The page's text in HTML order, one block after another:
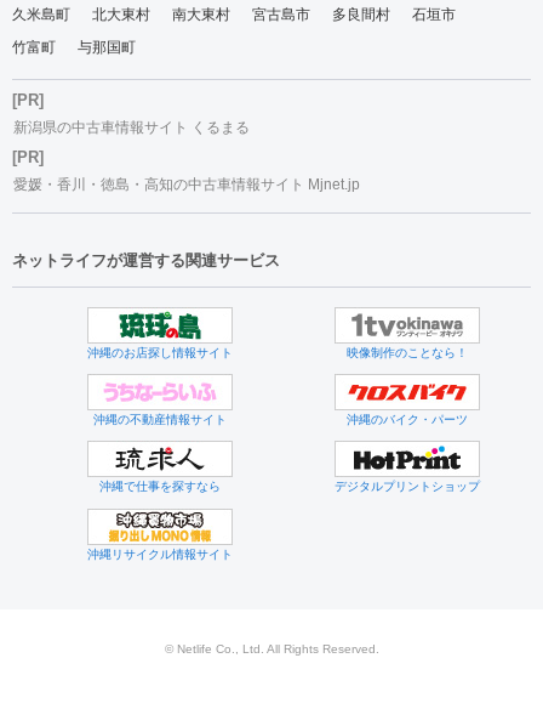
久米島町
北大東村 南大東村 宮古島市 多良間村
石垣市
竹富町
与那国町
[PR]
新潟県の中古車情報サイト くるまる
[PR]
愛媛・香川・徳島・高知の中古車情報サイト Mjnet.jp
ネットライフが運営する関連サービス
沖縄のお店探し情報サイト 映像制作のことなら！
沖縄の不動産情報サイト 沖縄のバイク・パーツ
沖縄で仕事を探すなら デジタルプリントショップ
沖縄リサイクル情報サイト
© Netlife Co., Ltd. All Rights Reserved.